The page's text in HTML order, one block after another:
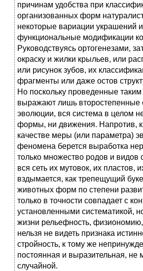
причинам удобства при
организованных форм
некоторые вариации украшений
функциональные модификации
Руководствуясь ортогенезами,
окраску и жилки крыльев, или
или рисунок зубов, их
фрагменты или даже остов
Но поскольку проведенные
выражают лишь второстепенные
эволюции, вся система в целом
формы, ни движения. Напротив,
качестве меры (или параметра)
феномена берется выработка
только множество родов и видов
вся сеть их мутовок, их пластов,
вздымается, как трепещущий
животных форм по степени
только в точности совпадает с
установленными систематикой,
жизни рельефность,
нельзя не видеть признака
стройность, к тому же
постоянная и выразительная, не
случайной.